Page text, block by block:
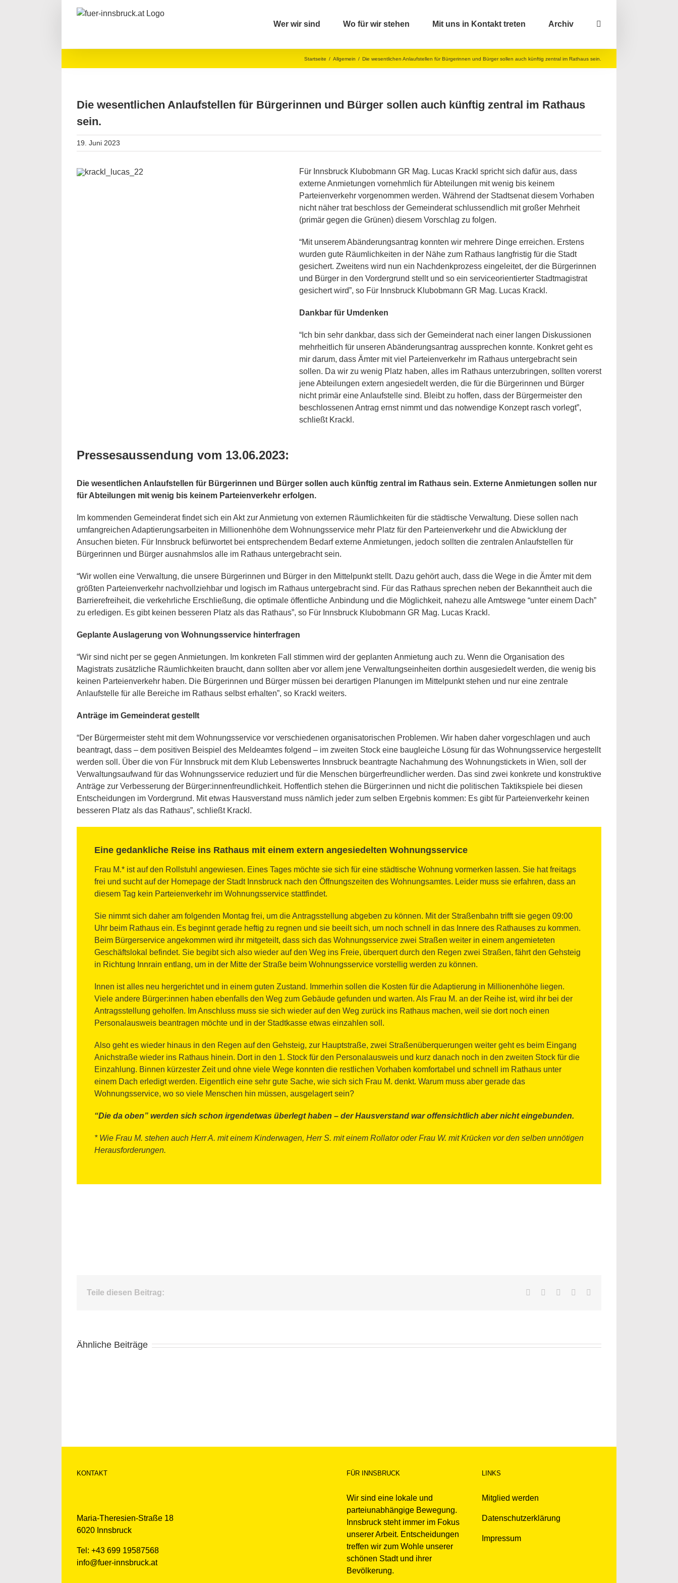
Wer wir sind Wo für wir stehen Mit uns in Kontakt treten Archiv
Startseite / Allgemein / Die wesentlichen Anlaufstellen für Bürgerinnen und Bürger sollen auch künftig zentral im Rathaus sein.
Die wesentlichen Anlaufstellen für Bürgerinnen und Bürger sollen auch künftig zentral im Rathaus
sein.
19. Juni 2023
Für Innsbruck Klubobmann GR Mag. Lucas Krackl spricht sich dafür aus, dass
externe Anmietungen vornehmlich für Abteilungen mit wenig bis keinem
Parteienverkehr vorgenommen werden. Während der Stadtsenat diesem Vorhaben
nicht näher trat beschloss der Gemeinderat schlussendlich mit großer Mehrheit
(primär gegen die Grünen) diesem Vorschlag zu folgen.
“Mit unserem Abänderungsantrag konnten wir mehrere Dinge erreichen. Erstens
wurden gute Räumlichkeiten in der Nähe zum Rathaus langfristig für die Stadt
gesichert. Zweitens wird nun ein Nachdenkprozess eingeleitet, der die Bürgerinnen
und Bürger in den Vordergrund stellt und so ein serviceorientierter Stadtmagistrat
gesichert wird”, so Für Innsbruck Klubobmann GR Mag. Lucas Krackl.
Dankbar für Umdenken
“Ich bin sehr dankbar, dass sich der Gemeinderat nach einer langen Diskussionen
mehrheitlich für unseren Abänderungsantrag aussprechen konnte. Konkret geht es
mir darum, dass Ämter mit viel Parteienverkehr im Rathaus untergebracht sein
sollen. Da wir zu wenig Platz haben, alles im Rathaus unterzubringen, sollten vorerst
jene Abteilungen extern angesiedelt werden, die für die Bürgerinnen und Bürger
nicht primär eine Anlaufstelle sind. Bleibt zu hoffen, dass der Bürgermeister den
beschlossenen Antrag ernst nimmt und das notwendige Konzept rasch vorlegt”,
schließt Krackl.
Pressesaussendung vom 13.06.2023:
Die wesentlichen Anlaufstellen für Bürgerinnen und Bürger sollen auch künftig zentral im Rathaus sein. Externe Anmietungen sollen nur
für Abteilungen mit wenig bis keinem Parteienverkehr erfolgen.
Im kommenden Gemeinderat findet sich ein Akt zur Anmietung von externen Räumlichkeiten für die städtische Verwaltung. Diese sollen nach
umfangreichen Adaptierungsarbeiten in Millionenhöhe dem Wohnungsservice mehr Platz für den Parteienverkehr und die Abwicklung der
Ansuchen bieten. Für Innsbruck befürwortet bei entsprechendem Bedarf externe Anmietungen, jedoch sollten die zentralen Anlaufstellen für
Bürgerinnen und Bürger ausnahmslos alle im Rathaus untergebracht sein.
“Wir wollen eine Verwaltung, die unsere Bürgerinnen und Bürger in den Mittelpunkt stellt. Dazu gehört auch, dass die Wege in die Ämter mit dem
größten Parteienverkehr nachvollziehbar und logisch im Rathaus untergebracht sind. Für das Rathaus sprechen neben der Bekanntheit auch die
Barrierefreiheit, die verkehrliche Erschließung, die optimale öffentliche Anbindung und die Möglichkeit, nahezu alle Amtswege “unter einem Dach”
zu erledigen. Es gibt keinen besseren Platz als das Rathaus”, so Für Innsbruck Klubobmann GR Mag. Lucas Krackl.
Geplante Auslagerung von Wohnungsservice hinterfragen
“Wir sind nicht per se gegen Anmietungen. Im konkreten Fall stimmen wird der geplanten Anmietung auch zu. Wenn die Organisation des
Magistrats zusätzliche Räumlichkeiten braucht, dann sollten aber vor allem jene Verwaltungseinheiten dorthin ausgesiedelt werden, die wenig bis
keinen Parteienverkehr haben. Die Bürgerinnen und Bürger müssen bei derartigen Planungen im Mittelpunkt stehen und nur eine zentrale
Anlaufstelle für alle Bereiche im Rathaus selbst erhalten”, so Krackl weiters.
Anträge im Gemeinderat gestellt
“Der Bürgermeister steht mit dem Wohnungsservice vor verschiedenen organisatorischen Problemen. Wir haben daher vorgeschlagen und auch
beantragt, dass – dem positiven Beispiel des Meldeamtes folgend – im zweiten Stock eine baugleiche Lösung für das Wohnungsservice hergestellt
werden soll. Über die von Für Innsbruck mit dem Klub Lebenswertes Innsbruck beantragte Nachahmung des Wohnungstickets in Wien, soll der
Verwaltungsaufwand für das Wohnungsservice reduziert und für die Menschen bürgerfreundlicher werden. Das sind zwei konkrete und konstruktive
Anträge zur Verbesserung der Bürger:innenfreundlichkeit. Hoffentlich stehen die Bürger:innen und nicht die politischen Taktikspiele bei diesen
Entscheidungen im Vordergrund. Mit etwas Hausverstand muss nämlich jeder zum selben Ergebnis kommen: Es gibt für Parteienverkehr keinen
besseren Platz als das Rathaus”, schließt Krackl.
Eine gedankliche Reise ins Rathaus mit einem extern angesiedelten Wohnungsservice
Frau M.* ist auf den Rollstuhl angewiesen. Eines Tages möchte sie sich für eine städtische Wohnung vormerken lassen. Sie hat freitags
frei und sucht auf der Homepage der Stadt Innsbruck nach den Öffnungszeiten des Wohnungsamtes. Leider muss sie erfahren, dass an
diesem Tag kein Parteienverkehr im Wohnungsservice stattfindet.
Sie nimmt sich daher am folgenden Montag frei, um die Antragsstellung abgeben zu können. Mit der Straßenbahn trifft sie gegen 09:00
Uhr beim Rathaus ein. Es beginnt gerade heftig zu regnen und sie beeilt sich, um noch schnell in das Innere des Rathauses zu kommen.
Beim Bürgerservice angekommen wird ihr mitgeteilt, dass sich das Wohnungsservice zwei Straßen weiter in einem angemieteten
Geschäftslokal befindet. Sie begibt sich also wieder auf den Weg ins Freie, überquert durch den Regen zwei Straßen, fährt den Gehsteig
in Richtung Innrain entlang, um in der Mitte der Straße beim Wohnungsservice vorstellig werden zu können.
Innen ist alles neu hergerichtet und in einem guten Zustand. Immerhin sollen die Kosten für die Adaptierung in Millionenhöhe liegen.
Viele andere Bürger:innen haben ebenfalls den Weg zum Gebäude gefunden und warten. Als Frau M. an der Reihe ist, wird ihr bei der
Antragsstellung geholfen. Im Anschluss muss sie sich wieder auf den Weg zurück ins Rathaus machen, weil sie dort noch einen
Personalausweis beantragen möchte und in der Stadtkasse etwas einzahlen soll.
Also geht es wieder hinaus in den Regen auf den Gehsteig, zur Hauptstraße, zwei Straßenüberquerungen weiter geht es beim Eingang
Anichstraße wieder ins Rathaus hinein. Dort in den 1. Stock für den Personalausweis und kurz danach noch in den zweiten Stock für die
Einzahlung. Binnen kürzester Zeit und ohne viele Wege konnten die restlichen Vorhaben komfortabel und schnell im Rathaus unter
einem Dach erledigt werden. Eigentlich eine sehr gute Sache, wie sich sich Frau M. denkt. Warum muss aber gerade das
Wohnungsservice, wo so viele Menschen hin müssen, ausgelagert sein?
“Die da oben” werden sich schon irgendetwas überlegt haben – der Hausverstand war offensichtlich aber nicht eingebunden.
* Wie Frau M. stehen auch Herr A. mit einem Kinderwagen, Herr S. mit einem Rollator oder Frau W. mit Krücken vor den selben unnötigen
Herausforderungen.
Teile diesen Beitrag: Facebook
TwitterLinkedInWhatsApp
Ähnliche Beiträge
KONTAKT
Maria-Theresien-Straße 18
6020 Innsbruck
Tel: +43 699 19587568
info@fuer-innsbruck.at
FÜR INNSBRUCK
Wir sind eine lokale und
parteiunabhängige Bewegung.
Innsbruck steht immer im Fokus
unserer Arbeit. Entscheidungen
treffen wir zum Wohle unserer
schönen Stadt und ihrer
Bevölkerung.
LINKS
Mitglied werden
Datenschutzerklärung
Impressum